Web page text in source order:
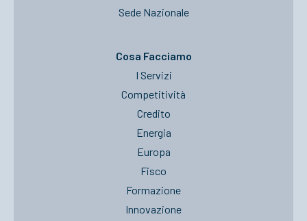
Sede Nazionale
Cosa Facciamo
I Servizi
Competitività
Credito
Energia
Europa
Fisco
Formazione
Innovazione